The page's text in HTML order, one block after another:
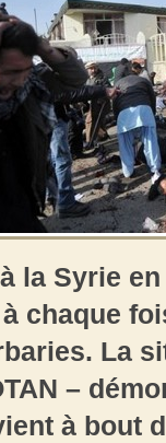
la Syrie
chaque
La
–
à bout